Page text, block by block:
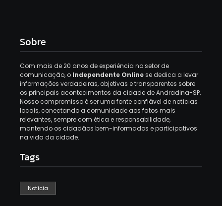
Sobre
Com mais de 20 anos de experiência no setor de
comunicação, o Independente Onlinese dedica a levar
informações verdadeiras, objetivas e transparentes sobre
os principais acontecimentos da cidade de Andradina-SP.
Nosso compromisso é ser uma fonte confiável de notícias
locais, conectando a comunidade aos fatos mais
relevantes, sempre com ética e responsabilidade,
mantendo os cidadãos bem-informados e participativos
na vida da cidade.
Tags
Notícia